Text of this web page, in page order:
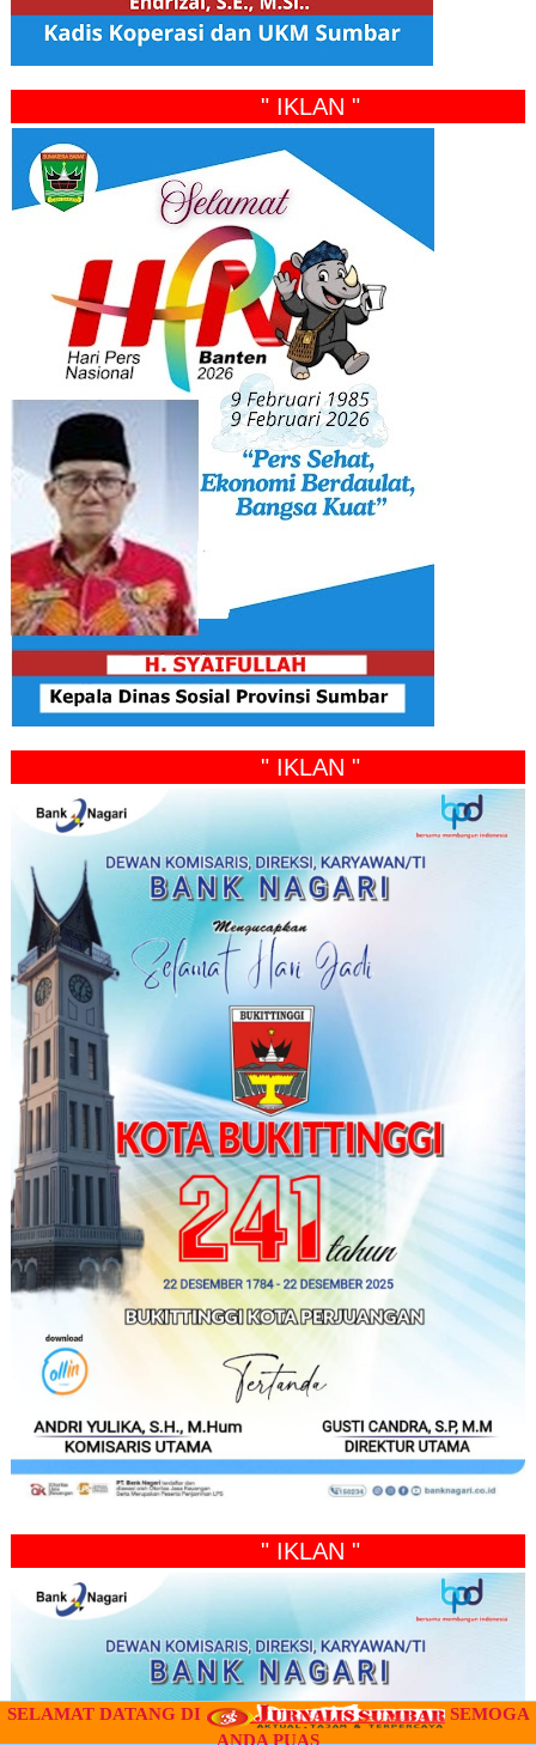
" IKLAN "
" IKLAN "
" IKLAN "
SELAMAT DATANG DI
SEMOGA
ANDA PUAS